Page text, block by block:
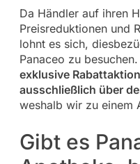
Da Händler auf ihren
Preisreduktionen und
lohnt es sich,
Panaceo zu besuchen.
exklusive
ausschließlich über
weshalb wir zu einem
Gibt es